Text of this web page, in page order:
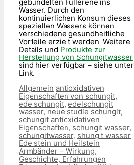
gebündelten Fullerene ins
Wasser. Durch den
kontinuierlichen Konsum dieses
speziellen Wassers können
verschiedene gesundheitliche
Vorteile erzielt werden. Weitere
Details und Produkte zur
Herstellung von Schungitwasser
sind hier verfügbar – siehe unter
Link.
Kategorien
Allgemein Schlagwörter
antioxidativen
Eigenschaften von schungit,
edelschungit, edelschungit
wasser, neue studie schungit,
schungit antioxidativen
Eigenschaften, schungit wasser,
schungitwasser, shungit wasser
Edelstein und Heilstein
Armbänder – Wirkung,
Geschichte, Erfahrungen